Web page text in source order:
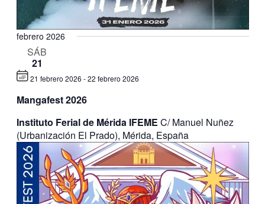
febrero 2026
SÁB
21
Mangafest 2026
21 febrero 2026 -22 febrero 2026
Instituto Ferial de Mérida IFEME C/ Manuel Nuñez
(Urbanización El Prado), Mérida, España